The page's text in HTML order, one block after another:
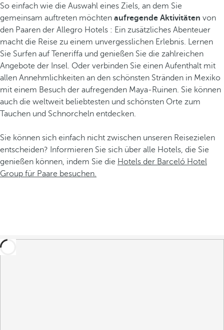
So einfach wie die Auswahl eines Ziels, an dem Sie
gemeinsam auftreten möchten aufregende Aktivitäten von
den Paaren der Allegro Hotels : Ein zusätzliches Abenteuer
macht die Reise zu einem unvergesslichen Erlebnis. Lernen
Sie Surfen auf Teneriffa und genießen Sie die zahlreichen
Angebote der Insel. Oder verbinden Sie einen Aufenthalt mit
allen Annehmlichkeiten an den schönsten Stränden in Mexiko
mit einem Besuch der aufregenden Maya-Ruinen. Sie können
auch die weltweit beliebtesten und schönsten Orte zum
Tauchen und Schnorcheln entdecken.
Sie können sich einfach nicht zwischen unseren Reisezielen
entscheiden? Informieren Sie sich über alle Hotels, die Sie
genießen können, indem Sie die Hotels der Barceló Hotel
Group für Paare besuchen.